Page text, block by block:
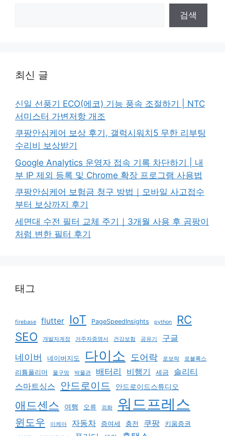
검색
최신 글
신일 선풍기 ECO(에코) 기능 풍속 조절하기 | NTC
서미스터 가변저항 개조
쿠팡안심케어 보상 후기, 갤럭시워치5 무한 리부팅
수리비 보상받기
Google Analytics 운영자 접속 기록 차단하기 | 내
부 IP 제외 등록 및 Chrome 확장 프로그램 사용법
쿠팡안심케어 보험금 청구 방법｜모바일 사고접수
부터 보상까지 후기
세면대 수전 필터 교체 주기｜3개월 사용 후 곰팡이
처럼 변한 필터 후기
태그
firebase flutter IoT PageSpeedInsights python
RC
SEO
개발자계정 거주자증명서 건강보험 공유기 구글
네이버 네이버지도 다이소 도어락 로보락 로블록스
리튬폴리머 물구멍 박물관 배터리 비행기 세금
솔리티
스마트싱스
안드로이드 안드로이드스튜디오
애드센스 여행 오류 외화 워드프레스
윈도우 이케아 자동차 증여세 충전 쿠팡 키움증권